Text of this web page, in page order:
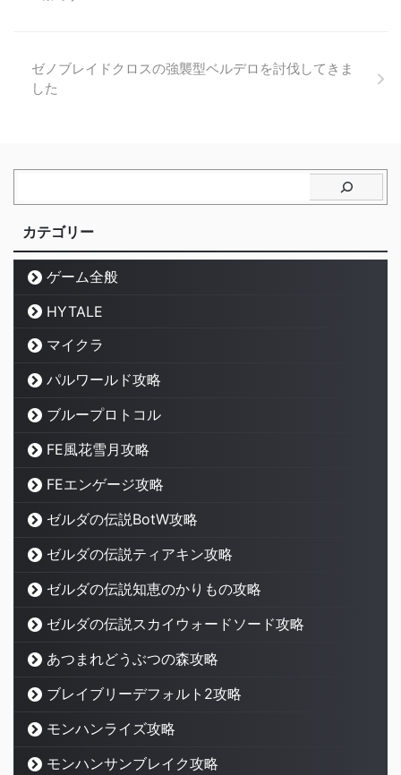
ゼノブレイドクロスの強襲型ベルデロを討伐してきま
した
カテゴリー
ゲーム全般
HYTALE
マイクラ
パルワールド攻略
ブループロトコル
FE風花雪月攻略
FEエンゲージ攻略
ゼルダの伝説BotW攻略
ゼルダの伝説ティアキン攻略
ゼルダの伝説知恵のかりもの攻略
ゼルダの伝説スカイウォードソード攻略
あつまれどうぶつの森攻略
ブレイブリーデフォルト2攻略
モンハンライズ攻略
モンハンサンブレイク攻略